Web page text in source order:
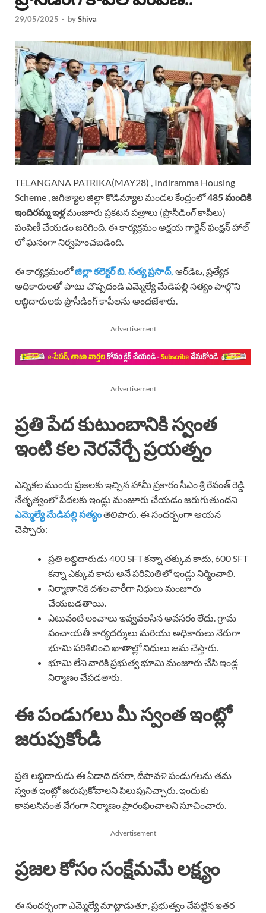
29/05/2025 - byShiva
TELANGANA PATRIKA(MAY28) , Indiramma Housing
Scheme , జగిత్యాల జిల్లా కొడిమ్యాల మండల కేంద్రంలో485 మందికి
ఇందిరమ్మ ఇళ్లమంజూరు ప్రకటన పత్రాలు (ప్రొసీడింగ్ కాపీలు)
పంపిణీ చేయడం జరిగింది. ఈ కార్యక్రమం అక్షయ గార్డెన్ ఫంక్షన్ హాల్
లో ఘనంగా నిర్వహించబడింది.
ఈ కార్యక్రమంలోజిల్లా కలెక్టర్ బి. సత్య ప్రసాద్, ఆర్‌డిఒ, ప్రత్యేక
అధికారులతో పాటు చొప్పదండి ఎమ్మెల్యే మేడిపల్లి సత్యం పాల్గొని
లబ్ధిదారులకు ప్రొసీడింగ్ కాపీలను అందజేశారు.
Advertisement
Advertisement
ప్రతి పేద కుటుంబానికి స్వంత
ఇంటి కల నెరవేర్చే ప్రయత్నం
ఎన్నికల ముందు ప్రజలకు ఇచ్చిన హామీ ప్రకారం సీఎం శ్రీ రేవంత్ రెడ్డి
నేతృత్వంలో పేదలకు ఇండ్లు మంజూరు చేయడం జరుగుతుందని
ఎమ్మెల్యే మేడిపల్లి సత్యంతెలిపారు. ఈ సందర్భంగా ఆయన
చెప్పారు:
ప్రతి లబ్ధిదారుడు 400 SFT కన్నా తక్కువ కాదు, 600 SFT
కన్నా ఎక్కువ కాదు అనే పరిమితిలో ఇండ్లు నిర్మించాలి.
నిర్మాణానికి దశల వారీగా నిధులు మంజూరు
చేయబడతాయి.
ఎటువంటి లంచాలు ఇవ్వవలసిన అవసరం లేదు. గ్రామ
పంచాయతీ కార్యదర్శులు మరియు అధికారులు నేరుగా
భూమి పరిశీలించి ఖాతాల్లో నిధులు జమ చేస్తారు.
భూమి లేని వారికి ప్రభుత్వ భూమి మంజూరు చేసి ఇండ్ల
నిర్మాణం చేపడతారు.
ఈ పండుగలు మీ స్వంత ఇంట్లో
జరుపుకోండి
ప్రతి లబ్ధిదారుడు ఈ ఏడాది దసరా, దీపావళి పండుగలను తమ
స్వంత ఇంట్లో జరుపుకోవాలని పిలుపునిచ్చారు. ఇందుకు
కావలసినంత వేగంగా నిర్మాణం ప్రారంభించాలని సూచించారు.
Advertisement
ప్రజల కోసం సంక్షేమమే లక్ష్యం
ఈ సందర్భంగా ఎమ్మెల్యే మాట్లాడుతూ, ప్రభుత్వం చేపట్టిన ఇతర